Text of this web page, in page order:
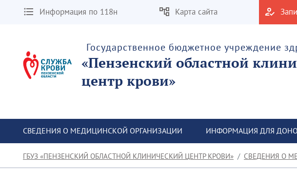
Информация по 118н Карта сайта
Государственное бюджетное учреждение
«Пензенский областной
центр крови»
СВЕДЕНИЯ О МЕДИЦИНСКОЙ ОРГАНИЗАЦИИ ИНФОРМАЦИЯ ДЛЯ
ГБУЗ «ПЕНЗЕНСКИЙ ОБЛАСТНОЙ КЛИНИЧЕСКИЙ ЦЕНТР КРОВИ» СВЕДЕНИЯ О